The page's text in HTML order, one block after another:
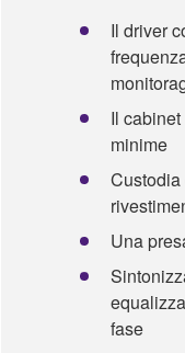
Il driver
Il
minime
Custodia
Una
fase